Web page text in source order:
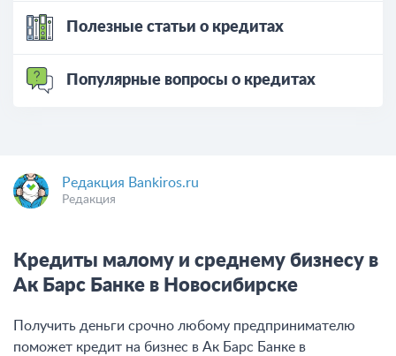
Полезные статьи о кредитах
Популярные вопросы о кредитах
Редакция Bankiros.ru
Редакция
Кредиты малому и среднему бизнесу в
Ак Барс Банке в Новосибирске
Получить деньги срочно любому предпринимателю
поможет кредит на бизнес в Ак Барс Банке в